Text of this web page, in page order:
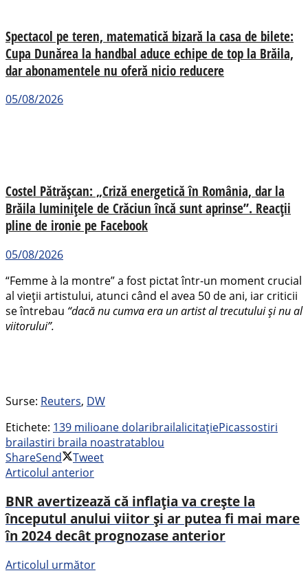
Spectacol pe teren, matematică bizară la casa de bilete:
Cupa Dunărea la handbal aduce echipe de top la Brăila,
dar abonamentele nu oferă nicio reducere
05/08/2026
Costel Pătrășcan: „Criză energetică în România, dar la
Brăila luminițele de Crăciun încă sunt aprinse”. Reacții
pline de ironie pe Facebook
05/08/2026
“Femme à la montre” a fost pictat într-un moment crucial
al vieții artistului, atunci când el avea 50 de ani, iar criticii
se întrebau “dacă nu cumva era un artist al trecutului și nu al
viitorului”.
Surse: Reuters, DW
Etichete: 139 milioane dolaribrailalicitațiePicassostiri
brailastiri braila noastratablou
ShareSend
Tweet
Articolul anterior
BNR avertizează că inflația va crește la
începutul anului viitor și ar putea fi mai mare
în 2024 decât prognozase anterior
Articolul următor